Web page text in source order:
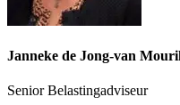
Janneke de Jong-van
Senior Belastingadviseur